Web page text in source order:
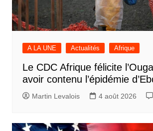
A LA UNE Actualités Afrique
Le CDC Afrique félicite
avoir contenu l’épidémie
Martin Levalois 4 août 2026